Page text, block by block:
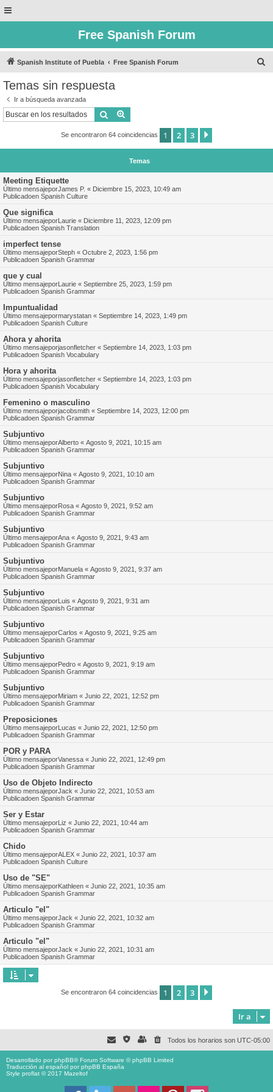
Free Spanish Forum
Spanish Institute of Puebla Free Spanish Forum
Temas sin respuesta
Ir a búsqueda avanzada
Buscar
Se encontraron 64 coincidencias 1 2 3
Temas
Meeting Etiquette
Último mensajeporJames P. « Diciembre 15, 2023, 10:49 am
Publicadoen Spanish Culture
Que significa
Último mensajeporLaurie « Diciembre 11, 2023, 12:09 pm
Publicadoen Spanish Translation
imperfect tense
Último mensajeporSteph « Octubre 2, 2023, 1:56 pm
Publicadoen Spanish Grammar
que y cual
Último mensajeporLaurie « Septiembre 25, 2023, 1:59 pm
Publicadoen Spanish Grammar
Impuntualidad
Último mensajepormarystatan « Septiembre 14, 2023, 1:49 pm
Publicadoen Spanish Culture
Ahora y ahorita
Último mensajeporjasonfletcher « Septiembre 14, 2023, 1:03 pm
Publicadoen Spanish Vocabulary
Hora y ahorita
Último mensajeporjasonfletcher « Septiembre 14, 2023, 1:03 pm
Publicadoen Spanish Vocabulary
Femenino o masculino
Último mensajeporjacobsmith « Septiembre 14, 2023, 12:00 pm
Publicadoen Spanish Grammar
Subjuntivo
Último mensajeporAlberto « Agosto 9, 2021, 10:15 am
Publicadoen Spanish Grammar
Subjuntivo
Último mensajeporNina « Agosto 9, 2021, 10:10 am
Publicadoen Spanish Grammar
Subjuntivo
Último mensajeporRosa « Agosto 9, 2021, 9:52 am
Publicadoen Spanish Grammar
Subjuntivo
Último mensajeporAna « Agosto 9, 2021, 9:43 am
Publicadoen Spanish Grammar
Subjuntivo
Último mensajeporManuela « Agosto 9, 2021, 9:37 am
Publicadoen Spanish Grammar
Subjuntivo
Último mensajeporLuis « Agosto 9, 2021, 9:31 am
Publicadoen Spanish Grammar
Subjuntivo
Último mensajeporCarlos « Agosto 9, 2021, 9:25 am
Publicadoen Spanish Grammar
Subjuntivo
Último mensajeporPedro « Agosto 9, 2021, 9:19 am
Publicadoen Spanish Grammar
Subjuntivo
Último mensajeporMiriam « Junio 22, 2021, 12:52 pm
Publicadoen Spanish Grammar
Preposiciones
Último mensajeporLucas « Junio 22, 2021, 12:50 pm
Publicadoen Spanish Grammar
POR y PARA
Último mensajeporVanessa « Junio 22, 2021, 12:49 pm
Publicadoen Spanish Grammar
Uso de Objeto Indirecto
Último mensajeporJack « Junio 22, 2021, 10:53 am
Publicadoen Spanish Grammar
Ser y Estar
Último mensajeporLiz « Junio 22, 2021, 10:44 am
Publicadoen Spanish Grammar
Chido
Último mensajeporALEX « Junio 22, 2021, 10:37 am
Publicadoen Spanish Culture
Uso de "SE"
Último mensajeporKathleen « Junio 22, 2021, 10:35 am
Publicadoen Spanish Grammar
Articulo "el"
Último mensajeporJack « Junio 22, 2021, 10:32 am
Publicadoen Spanish Grammar
Articulo "el"
Último mensajeporJack « Junio 22, 2021, 10:31 am
Publicadoen Spanish Grammar
Se encontraron 64 coincidencias 1 2 3
Ir a
Todos los horarios son UTC-05:00
Desarrollado porphpBB® Forum Software © phpBB Limited
Traducción al español porphpBB España
Style proflat © 2017 Mazeltof